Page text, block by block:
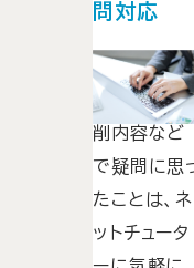
問対応
テキスト教
材、課題、添
削内容など
で疑問に思
たことは、ネ
ットチュータ